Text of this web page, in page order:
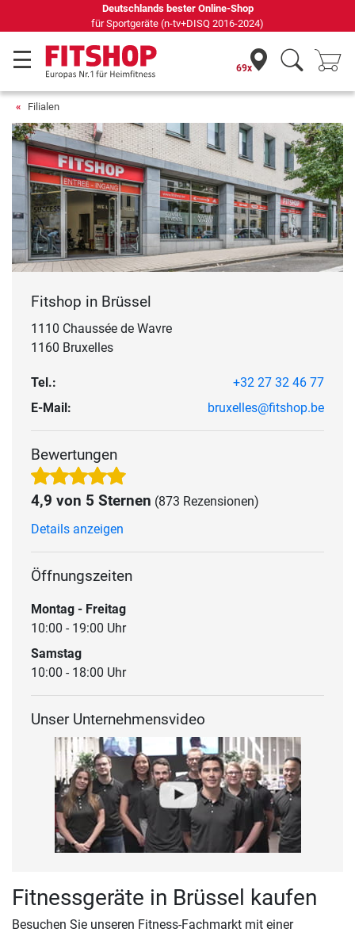
Deutschlands bester Online-Shop
für Sportgeräte (n-tv+DISQ 2016-2024)
69x
Filialen
Fitshop in Brüssel
1110 Chaussée de Wavre
1160 Bruxelles
Tel.:
+32 27 32 46 77
E-Mail:
bruxelles@fitshop.be
Bewertungen
4,9 von 5 Sternen (873 Rezensionen)
Details anzeigen
Öffnungszeiten
Montag - Freitag
10:00 - 19:00 Uhr
Samstag
10:00 - 18:00 Uhr
Unser Unternehmensvideo
Fitnessgeräte in Brüssel kaufen
Besuchen Sie unseren Fitness-Fachmarkt mit einer